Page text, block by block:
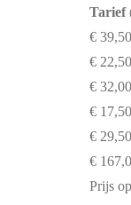
Tarief
€ 39,50
€ 22,50
€ 32,00
€ 17,50
€ 29,50
€
Prijs